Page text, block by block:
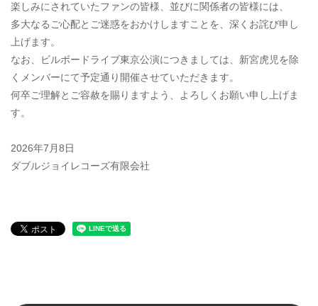
楽しみにされていたファンの皆様、並びに関係者の皆様には、
多大なるご心配とご迷惑をおかけしますことを、深くお詫び申し
上げます。
なお、ビルボードライブ東京公演につきましては、新宮虎児を除
くメンバーにて予定通り開催させていただきます。
何卒ご理解とご容赦を賜りますよう、よろしくお願い申し上げま
す。
2026年7月8日
ダブルジョイレコーズ有限会社